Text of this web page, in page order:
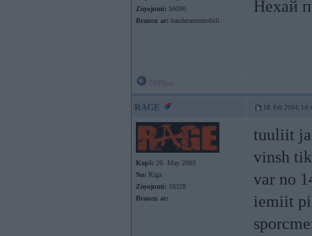
Ziņojumi: 34090
Braucu ar: banderautomobili
Нехай
RAGE 18. Feb 2004,
Kopš: 26. May 2003
No: Rīga
Ziņojumi: 16328
Braucu ar:
tuuliit
vinsh
var no
iemiit